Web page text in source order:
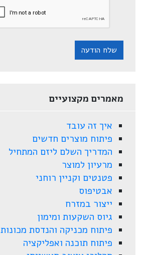
שלח הודעה
מאמרים מקצועיים
איך זה עובד
פיתוח מוצרים חדשים
המדריך השלם ליזם המתחיל
מרעיון למוצר
פטנטים וקניין רוחני
אבטיפוס
ייצור במזרח
גיוס השקעות ומימון
פיתוח מכניקה והנדסת מכונות
פיתוח תוכנה ואפליקציה